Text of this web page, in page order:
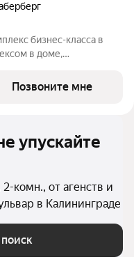
бизнес-класса в
в доме,
функцией управления
в
Позвоните мне
упускайте
комн., от агенств и
в Калининграде